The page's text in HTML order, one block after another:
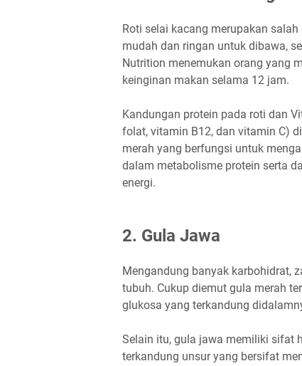
Roti selai kacang merupakan
mudah dan ringan untuk dibawa,
Nutrition menemukan orang yang
keinginan makan selama 12 jam.
Kandungan protein pada roti dan
folat, vitamin B12, dan vitamin C)
merah yang berfungsi untuk
dalam metabolisme protein serta
energi.
2. Gula Jawa
Mengandung banyak karbohidrat,
tubuh. Cukup diemut gula merah
glukosa yang terkandung
Selain itu, gula jawa memiliki sifat
terkandung unsur yang bersifat